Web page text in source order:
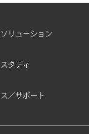
リューション
タディ
／サポート